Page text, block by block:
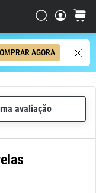
AGORA
Procurar
cesto
Procurar
avaliação